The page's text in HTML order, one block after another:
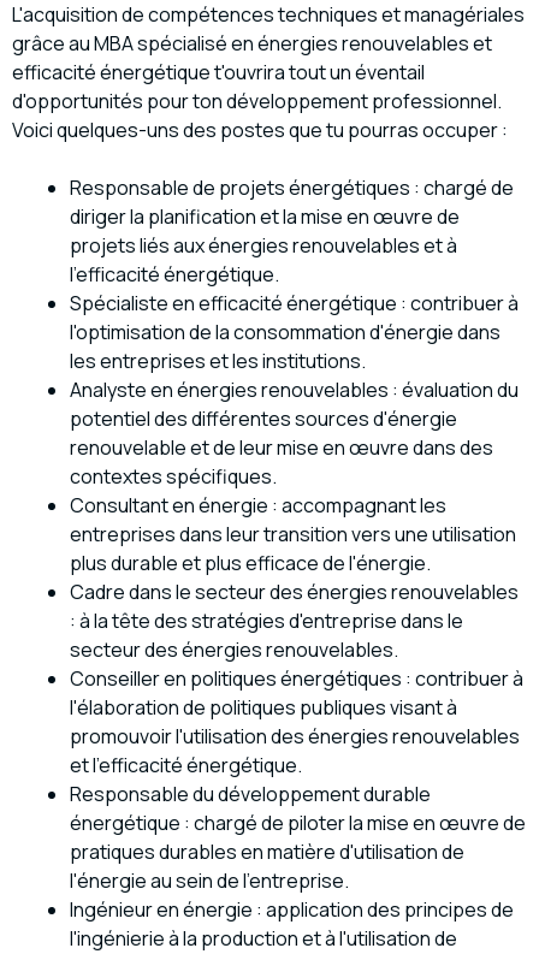
L'acquisition de compétences techniques et managériales
grâce au MBA spécialisé en énergies renouvelables et
efficacité énergétique t'ouvrira tout un éventail
d'opportunités pour ton développement professionnel.
Voici quelques-uns des postes que tu pourras occuper :
Responsable de projets énergétiques : chargé de
diriger la planification et la mise en œuvre de
projets liés aux énergies renouvelables et à
l'efficacité énergétique.
Spécialiste en efficacité énergétique : contribuer à
l'optimisation de la consommation d'énergie dans
les entreprises et les institutions.
Analyste en énergies renouvelables : évaluation du
potentiel des différentes sources d'énergie
renouvelable et de leur mise en œuvre dans des
contextes spécifiques.
Consultant en énergie : accompagnant les
entreprises dans leur transition vers une utilisation
plus durable et plus efficace de l'énergie.
Cadre dans le secteur des énergies renouvelables
: à la tête des stratégies d'entreprise dans le
secteur des énergies renouvelables.
Conseiller en politiques énergétiques : contribuer à
l'élaboration de politiques publiques visant à
promouvoir l'utilisation des énergies renouvelables
et l'efficacité énergétique.
Responsable du développement durable
énergétique : chargé de piloter la mise en œuvre de
pratiques durables en matière d'utilisation de
l'énergie au sein de l'entreprise.
Ingénieur en énergie : application des principes de
l'ingénierie à la production et à l'utilisation de